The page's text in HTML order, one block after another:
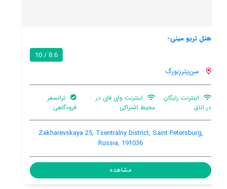
هتل بلودر نواسکای بیزینس
8.3 / 10
سن‌پترزبورگ
هنوز اطلاعات کاملی توسط کاربران اعلام نشده است
Ulitsa Bolshaya Konyushennaya 29, Tsentralny District, Saint
Petersburg, Russia, 191186
مشاهده